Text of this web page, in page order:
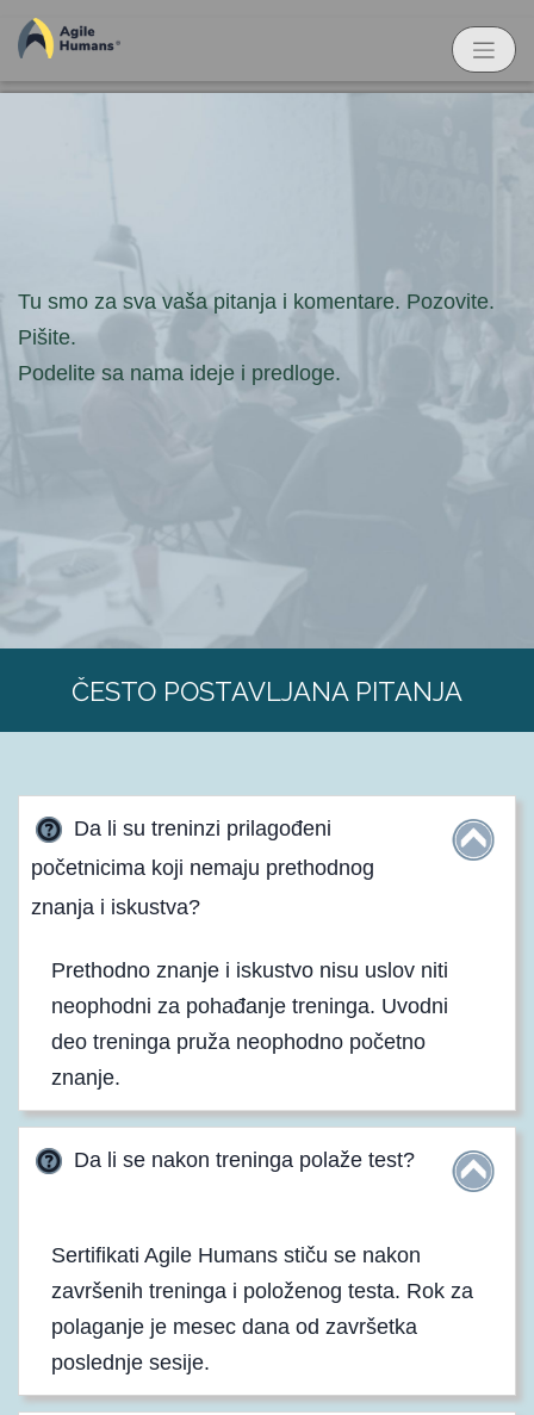
Tu smo za sva vaša pitanja i komentare. Pozovite.
Pišite.
Podelite sa nama ideje i predloge.
ČESTO POSTAVLJANA PITANJA
Da li su treninzi prilagođeni
početnicima koji nemaju prethodnog
znanja i iskustva?
Prethodno znanje i iskustvo nisu uslov niti
neophodni za pohađanje treninga. Uvodni
deo treninga pruža neophodno početno
znanje.
Da li se nakon treninga polaže test?
Sertifikati Agile Humans stiču se nakon
završenih treninga i položenog testa. Rok za
polaganje je mesec dana od završetka
poslednje sesije.